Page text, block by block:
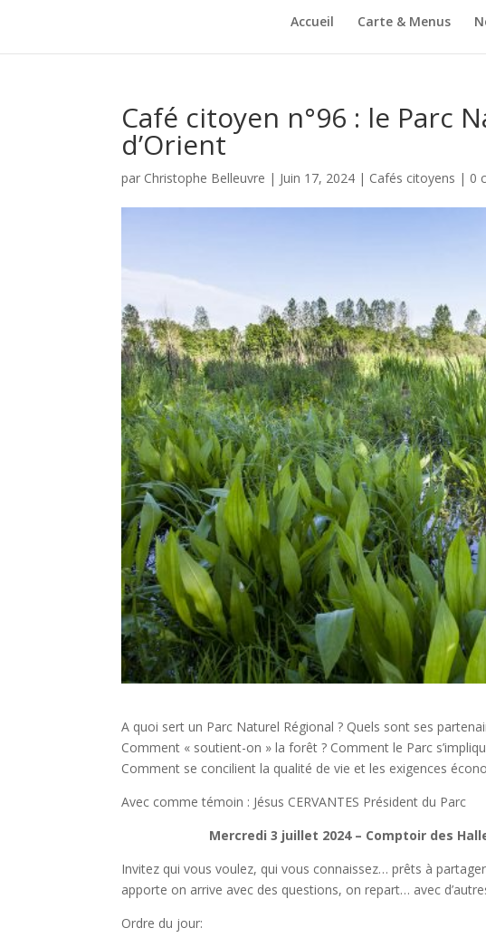
Accueil Carte & Menus
Café citoyen n°96 : le Parc
d’Orient
par Christophe Belleuvre | Juin 17, 2024 | Cafés citoyens | 0
A quoi sert un Parc Naturel Régional ? Quels sont ses
Comment « soutient-on » la forêt ? Comment le Parc
Comment se concilient la qualité de vie et les exigences
Avec comme témoin : Jésus CERVANTES Président du Parc
Mercredi 3 juillet 2024 – Comptoir des
Invitez qui vous voulez, qui vous connaissez… prêts à
apporte on arrive avec des questions, on repart… avec
Ordre du jour: